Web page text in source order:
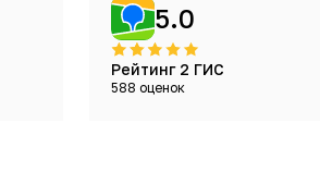
5.0
Рейтинг 2 ГИС
588 оценок